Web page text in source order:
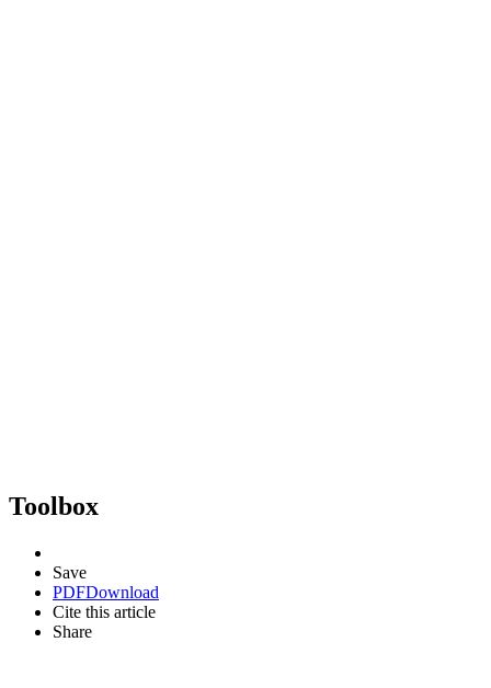
Toolbox
Save
PDFDownload
Cite this article
Share